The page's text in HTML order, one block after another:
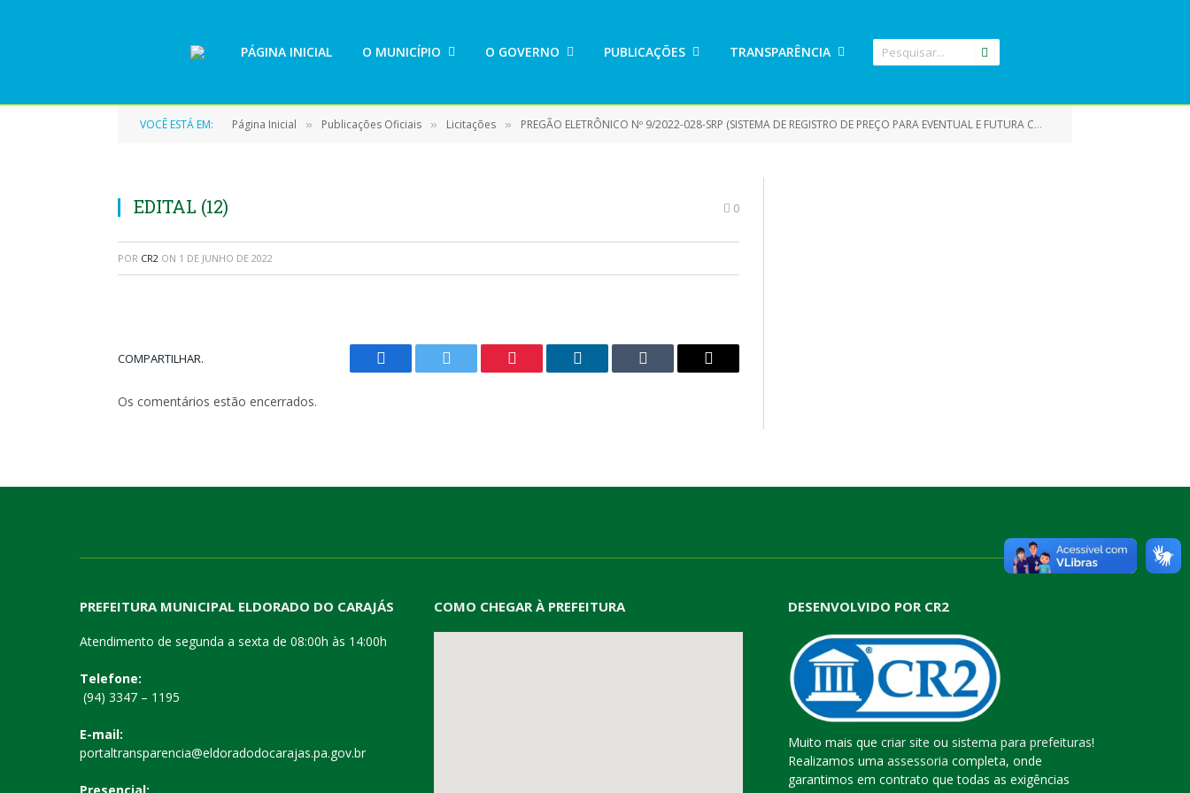
PÁGINA INICIAL O MUNICÍPIO O GOVERNO PUBLICAÇÕES TRANSPARÊNCIA
VOCÊ ESTÁ EM: Página Inicial » Publicações Oficiais » Licitações » PREGÃO ELETRÔNICO Nº 9/2022-028-SRP (SISTEMA DE REGISTRO DE PREÇO PARA EVENTUAL E FUTURA CONTRATAÇÃO DE EMPRESA PARA COMPLEMENTAÇÃO SERVIÇO DE LOCAÇÃO DO TRANSPORTE ESCOLAR DE ELDORADO DO CARAJÁS – PA)
EDITAL (12) 0
POR CR2 ON 1 DE JUNHO DE 2022
COMPARTILHAR.
Facebook Twitter Pinterest LinkedIn Tumblr
E-
Os comentários estão encerrados.
PREFEITURA MUNICIPAL ELDORADO DO CARAJÁS
Atendimento de segunda a sexta de 08:00h às 14:00h
Telefone:
(94) 3347 – 1195
E-mail:
portaltransparencia@eldoradodocarajas.pa.gov.br
COMO CHEGAR À PREFEITURA DESENVOLVIDO POR CR2
Muito mais que criar site ou sistema para prefeituras!
Realizamos uma assessoria completa, onde
garantimos em contrato que todas as exigências